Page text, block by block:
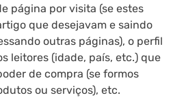
página por visita (se estes
que desejavam e saindo
outras páginas), o perfil
leitores (idade, país, etc.) que
de compra (se formos
ou serviços), etc.